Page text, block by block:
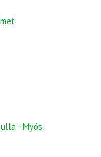
- Myös